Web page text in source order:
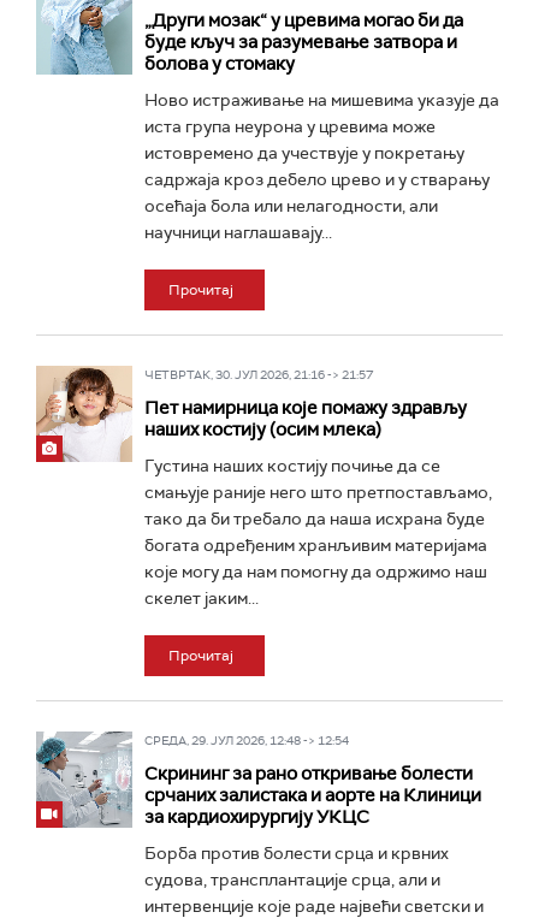
„Други мозак“ у цревима могао би да
буде кључ за разумевање затвора и
болова у стомаку
Ново истраживање на мишевима указује да
иста група неурона у цревима може
истовремено да учествује у покретању
садржаја кроз дебело црево и у стварању
осећаја бола или нелагодности, али
научници наглашавају...
Прочитај
ЧЕТВРТАК, 30. ЈУЛ 2026, 21:16 -> 21:57
Пет намирница које помажу здрављу
наших костију (осим млека)
Густина наших костију почиње да се
смањује раније него што претпостављамо,
тако да би требало да наша исхрана буде
богата одређеним хранљивим материјама
које могу да нам помогну да одржимо наш
скелет јаким...
Прочитај
СРЕДА, 29. ЈУЛ 2026, 12:48 -> 12:54
Скрининг за рано откривање болести
срчаних залистака и аорте на Клиници
за кардиохирургију УКЦС
Борба против болести срца и крвних
судова, трансплантације срца, али и
интервенције које раде највећи светски и